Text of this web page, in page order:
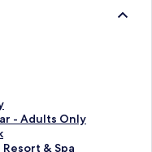
- Adults Only
& Spa